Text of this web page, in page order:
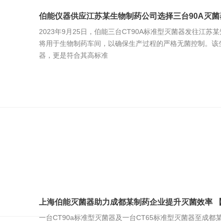
伯能仪器供应江苏某生物制药公司选择三台90A灭
2023年9月25日，伯能三台CT90A标准型灭菌器发往江苏
将用于生物制药车间，以确保生产过程的严格无菌控制。
器，更是符合其高标准
上海伯能灭菌器助力成都某制药企业提升灭菌效率
一台CT90a标准型灭菌器及一台CT65标准型灭菌器至成都